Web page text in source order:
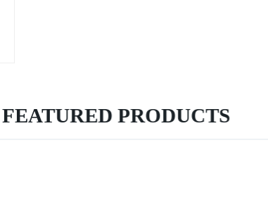
FEATURED PRODUCTS